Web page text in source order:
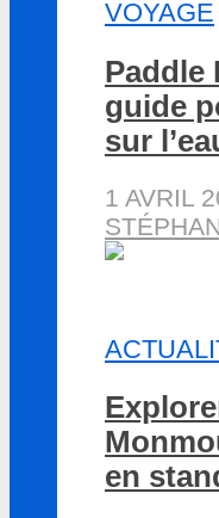
VOYAGE
Paddle
guide
sur
1 AVRIL
en